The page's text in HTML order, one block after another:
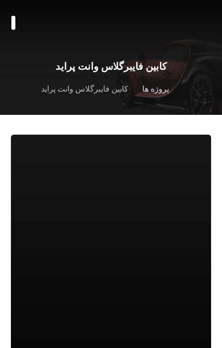
کابین فایبرگلاس وانت پراید
پروژه ها کابین فایبرگلاس وانت پراید